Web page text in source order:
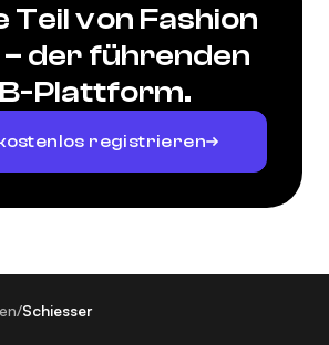
Teil von Fashion
– der führenden
Plattform.
registrieren
/Schiesser